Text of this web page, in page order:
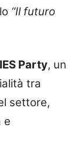
“Il futuro
IES Party, un
tra
settore,
e